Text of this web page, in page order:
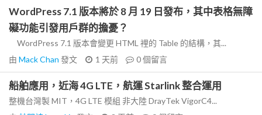
WordPress 7.1 版本將於 8 月 19 日發布，其中表格無障
礙功能引發用戶群的擔憂？
WordPress 7.1 版本會變更 HTML 裡的 Table 的結構，其...
由 Mack Chan 發文 1 天前 0個留言
船舶應用，近海 4G LTE，航運 Starlink 整合運用
整機台灣製 MIT，4G LTE 模組 非大陸 DrayTek VigorC4...